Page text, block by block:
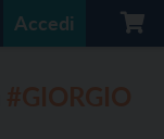
Accedi